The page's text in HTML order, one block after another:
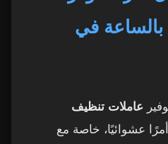
في
عاملات تنظيف
عشوائيًا، خاصة مع